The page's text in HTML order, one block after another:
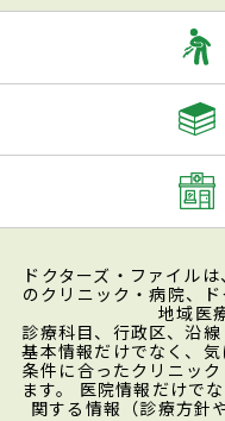
ドクターズ・ファイル
のクリニック・病院、
地域医
診療科目、行政区、沿
基本情報だけでなく、
条件に合ったクリニッ
ます。 医院情報だけで
関する情報（診療方針